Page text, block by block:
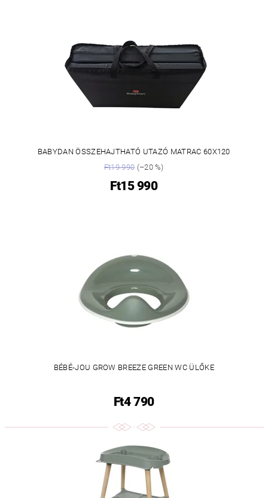
BABYDAN ÖSSZEHAJTHATÓ UTAZÓ MATRAC 60X120
Ft19 990(–20 %)
Ft15 990
BÉBÉ-JOU GROW BREEZE GREEN WC ÜLŐKE
Ft4 790